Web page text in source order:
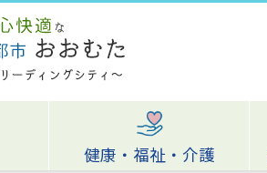
健康・福祉・介護